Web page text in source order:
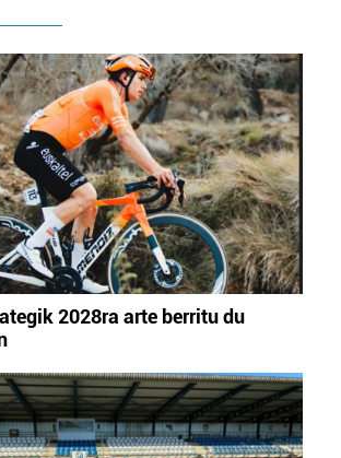
propioak eta hirugarrenen cookie-
ditu. Zure esperientzia eta
asmoz, cookie teknologiaz
hau onartuz gero, teknologia hori
esplizitua ematen diguzu.Gehiago
2028ra arte berritu du